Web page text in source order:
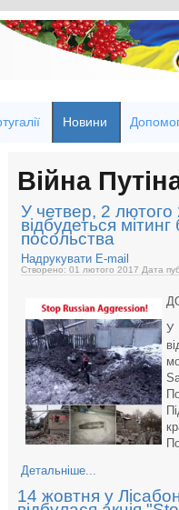
Новини
Війна
У четвер, 2 лютого
відбудеться
посольства
Надрукувати E-mail
Створено: 01 лютого 2017 Дата
У
Детальніше...
14 жовтня у